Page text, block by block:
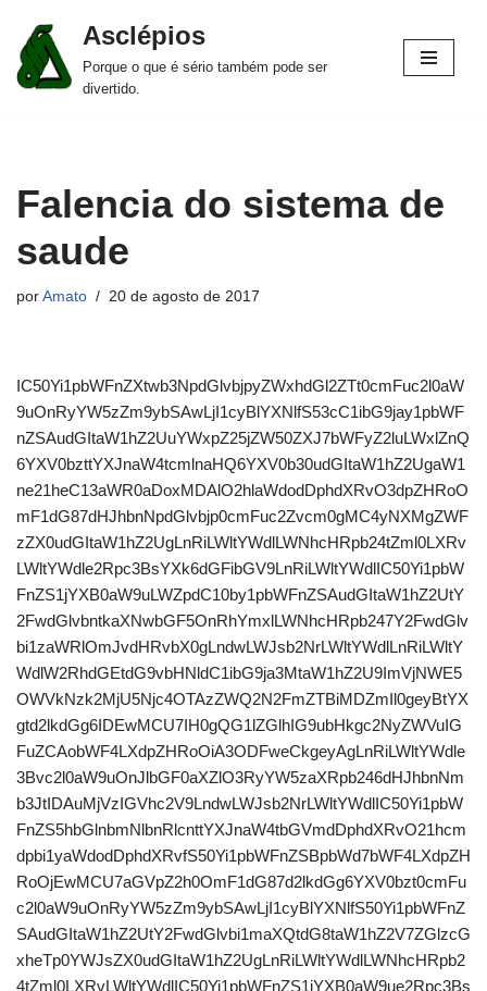
Pular
para
Asclépios
Porque o que é sério também pode ser
divertido.
Falencia do sistema de
saude
por Amato 20 de agosto de 2017
IC50Yi1pbWFnZXtwb3NpdGlvbjpyZWxhdGl2ZTt0cmFuc2l0aW
9uOnRyYW5zZm9ybSAwLjI1cyBlYXNlfS53cC1ibG9jay1pbWF
nZSAudGItaW1hZ2UuYWxpZ25jZW50ZXJ7bWFyZ2luLWxlZnQ
6YXV0bzttYXJnaW4tcmlnaHQ6YXV0b30udGItaW1hZ2UgaW1
ne21heC13aWR0aDoxMDAlO2hlaWdodDphdXRvO3dpZHRoO
mF1dG87dHJhbnNpdGlvbjp0cmFuc2Zvcm0gMC4yNXMgZWF
zZX0udGItaW1hZ2UgLnRiLWltYWdlLWNhcHRpb24tZml0LXRv
LWltYWdle2Rpc3BsYXk6dGFibGV9LnRiLWltYWdlIC50Yi1pbW
FnZS1jYXB0aW9uLWZpdC10by1pbWFnZSAudGItaW1hZ2UtY
2FwdGlvbntkaXNwbGF5OnRhYmxlLWNhcHRpb247Y2FwdGlv
bi1zaWRlOmJvdHRvbX0gLndwLWJsb2NrLWltYWdlLnRiLWltY
WdlW2RhdGEtdG9vbHNldC1ibG9ja3MtaW1hZ2U9ImVjNWE5
OWVkNzk2MjU5Njc4OTAzZWQ2N2FmZTBiMDZmIl0geyBtYX
gtd2lkdGg6IDEwMCU7IH0gQG1lZGlhIG9ubHkgc2NyZWVuIG
FuZCAobWF4LXdpZHRoOiA3ODFweCkgeyAgLnRiLWltYWdle
3Bvc2l0aW9uOnJlbGF0aXZlO3RyYW5zaXRpb246dHJhbnNm
b3JtIDAuMjVzIGVhc2V9LndwLWJsb2NrLWltYWdlIC50Yi1pbW
FnZS5hbGlnbmNlbnRlcnttYXJnaW4tbGVmdDphdXRvO21hcm
dpbi1yaWdodDphdXRvfS50Yi1pbWFnZSBpbWd7bWF4LXdpZH
RoOjEwMCU7aGVpZ2h0OmF1dG87d2lkdGg6YXV0bzt0cmFu
c2l0aW9uOnRyYW5zZm9ybSAwLjI1cyBlYXNlfS50Yi1pbWFnZ
SAudGItaW1hZ2UtY2FwdGlvbi1maXQtdG8taW1hZ2V7ZGlzcG
xheTp0YWJsZX0udGItaW1hZ2UgLnRiLWltYWdlLWNhcHRpb2
4tZml0LXRvLWltYWdlIC50Yi1pbWFnZS1jYXB0aW9ue2Rpc3Bs